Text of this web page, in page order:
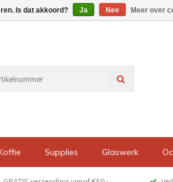
Supplies Glaswerk
Is dat akkoord? Ja Nee Meer over